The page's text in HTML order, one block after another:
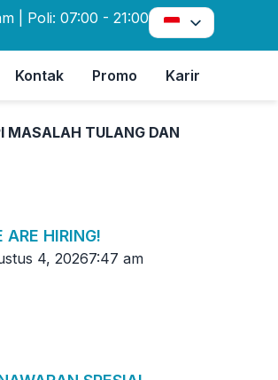
| Poli: 07:00 - 21:00
Kontak Promo Karir
MASALAH TULANG DAN
ARE HIRING!
4, 20267:47 am